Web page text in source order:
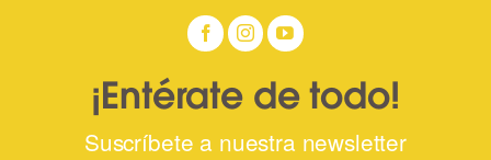
¡Entérate de todo!
Suscríbete a nuestra newsletter